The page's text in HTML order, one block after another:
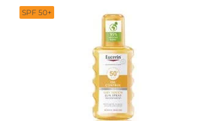
SPF 50+